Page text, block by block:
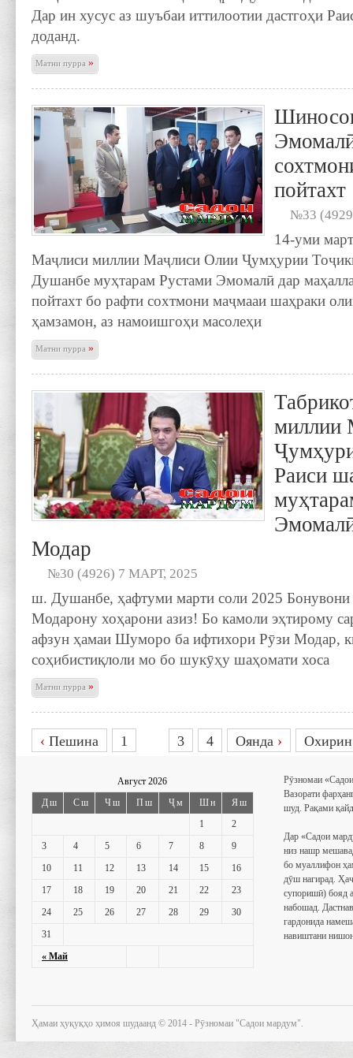
Дар ин хусус аз шуъбаи иттилоотии дастгоҳи
доданд.
Матни пурра»
пойтахт
№33
14-уми
Маҷлиси миллии Маҷлиси Олии Ҷумҳурии
Душанбе муҳтарам Рустами Эмомалӣ дар
пойтахт бо рафти сохтмони маҷмааи шаҳраки
ҳамзамон, аз намоишгоҳи масолеҳи
Матни пурра»
миллии
Раиси
Модар
№30 (4926) 7 МАРТ, 2025
ш. Душанбе, ҳафтуми марти соли 2025 Бонувони
Модарону хоҳарони азиз! Бо камоли эҳтирому
афзун ҳамаи Шуморо ба ифтихори Рӯзи Модар,
соҳибистиқлоли мо бо шукӯҳу шаҳомати хоса
Матни пурра»
‹ Пешина 1 3 4 Оянда ›
Август 2026
Дш
Сш Чш Пш Ҷм Шн Яш
« Май
1
2
3
4 5 6 7 8
9
10
11 12 13 14 15
16
17
18 19 20 21 22
23
24
25 26 27 28 29
30
31
Рӯзномаи
Вазорати
шуд. Рақами
Дар «Садои
низ нашр
бо муаллифон
дӯш нагирад.
супоришӣ) бояд
набошад.
гардонида
навиштани
Ҳамаи ҳуқуқҳо ҳимоя шудаанд © 2014 - Рӯзномаи "Садои мардум".